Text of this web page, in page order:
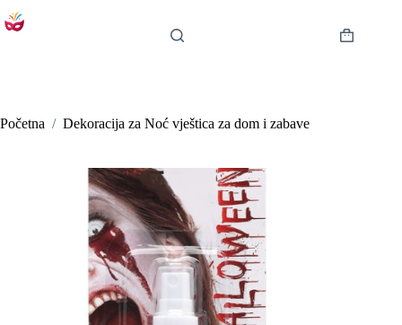
na
Košarica
Početna / Dekoracija za Noć vještica za dom i zabave